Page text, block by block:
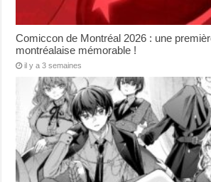
Comiccon de Montréal 2026 : une
montréalaise mémorable !
il y a 3 semaines